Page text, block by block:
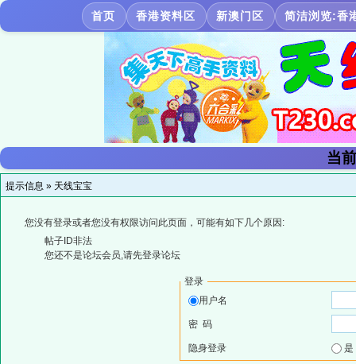
首页 香港资料区 新澳门区 简洁浏览:香
当
提示信息 » 天线宝宝
您没有登录或者您没有权限访问此页面，可能有如下几个原因:
帖子ID非法
您还不是论坛会员,请先登录论坛
登录
用户名
密 码
隐身登录